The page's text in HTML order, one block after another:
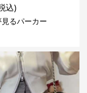
込)
るパーカー